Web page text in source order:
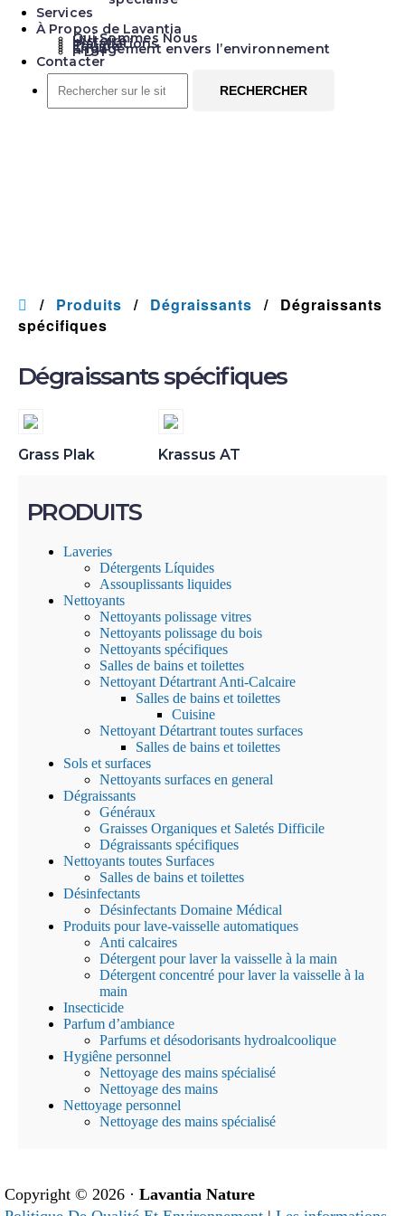
Services
À Propos de Lavantia
Qui Sommes Nous
Histoire
Installations
Équipe
Engagement envers l’environnement
I+D+I
Contacter
Rechercher
sur
le
PRODUITS
Laveries
Détergents Líquides
Assouplissants liquides
Nettoyants
Nettoyants polissage vitres
Nettoyants polissage du bois
Nettoyants spécifiques
Salles de bains et toilettes
Nettoyant Détartrant Anti-Calcaire
Salles de bains et toilettes
Cuisine
Nettoyant Détartrant toutes surfaces
Salles de bains et toilettes
Sols et surfaces
Nettoyants surfaces en general
Dégraissants
Généraux
Graisses Organiques et Saletés Difficile
Dégraissants spécifiques
Nettoyants toutes Surfaces
Salles de bains et toilettes
Désinfectants
Désinfectants Domaine Médical
Produits pour lave-vaisselle automatiques
Anti calcaires
Détergent pour laver la vaisselle à la main
Détergent concentré pour laver la vaisselle à la
main
Insecticide
Parfum d’ambiance
Parfums et désodorisants hydroalcoolique
Hygiêne personnel
Nettoyage des mains spécialisé
Nettoyage des mains
Nettoyage personnel
Nettoyage des mains spécialisé
Produits Dégraissants
Dégraissants
spécifiques
Dégraissants spécifiques
Grass Plak Krassus AT
Copyright © 2026 · Lavantia Nature